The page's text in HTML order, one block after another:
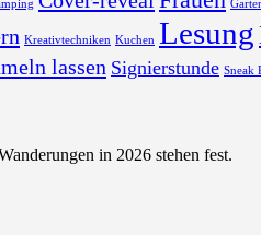
Kreativtechniken Kuchen Lesung
lassen Signierstunde Sneak
in 2026 stehen fest.